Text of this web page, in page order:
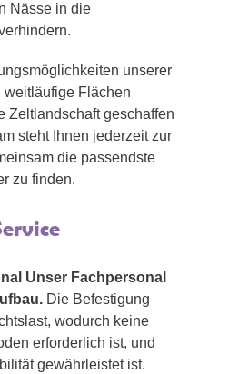
Nässe in die
unserer
Flächen
Zeltlandschaft geschaffen
steht Ihnen jederzeit zur
die passendste
zu finden.
Unser Fachpersonal
Die Befestigung
wodurch keine
erforderlich ist, und
gewährleistet ist.